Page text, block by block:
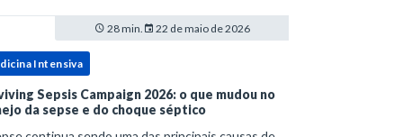
28 min. 22 de maio de 2026
Intensiva
Sepsis Campaign 2026: o que mudou no
da sepse e do choque séptico